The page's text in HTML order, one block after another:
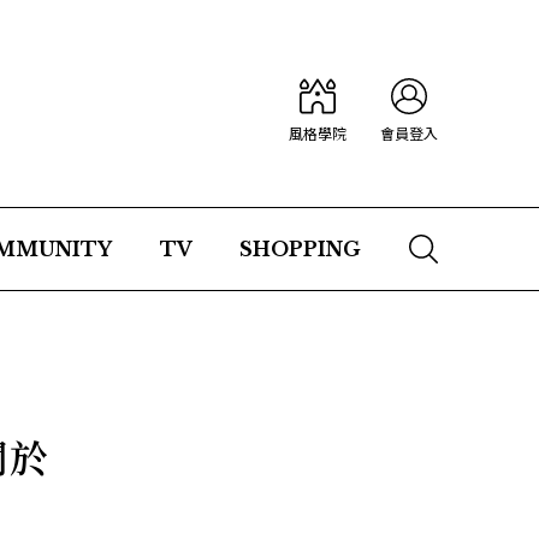
風格學院 會員登入
TV SHOPPING